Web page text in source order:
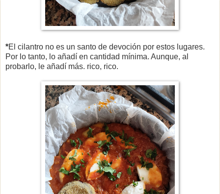
*El cilantro no es un santo de devoción por estos lugares.
Por lo tanto, lo añadí en cantidad mínima. Aunque, al
probarlo, le añadí más. rico, rico.